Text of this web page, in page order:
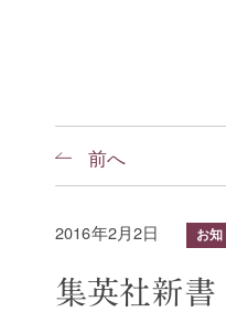
前へ
2016年2月2日 お
集英社新書